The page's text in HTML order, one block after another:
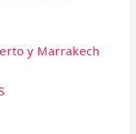
y Marrakech